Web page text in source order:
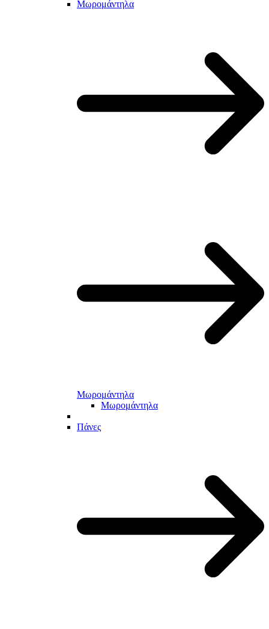
Μωρομάντηλα
Μωρομάντηλα
Μωρομάντηλα
Πάνες